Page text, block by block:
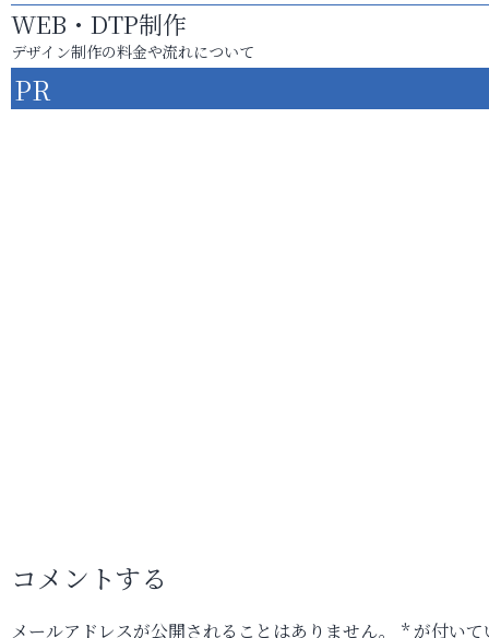
WEB・DTP制作
デザイン制作の料金や流れについて
PR
コメントする
メールアドレスが公開されることはありません。 *が付いて